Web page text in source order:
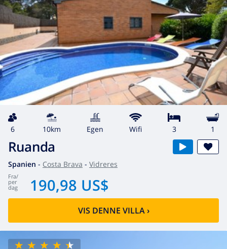
6 10km egen wifi 3 1
Ruanda
Spanien - Costa Brava - Vidreres
fra/
per
dag 190,98 US$
VIS DENNE VILLA›